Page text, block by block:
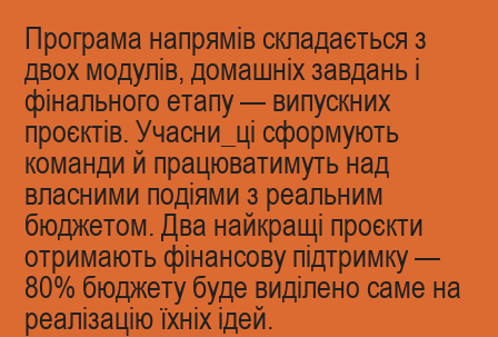
Програма напрямів складається з
двох модулів, домашніх завдань і
фінального етапу — випускних
проєктів. Учасни_ці сформують
команди й працюватимуть над
власними подіями з реальним
бюджетом. Два найкращі проєкти
отримають фінансову підтримку —
80% бюджету буде виділено саме на
реалізацію їхніх ідей.